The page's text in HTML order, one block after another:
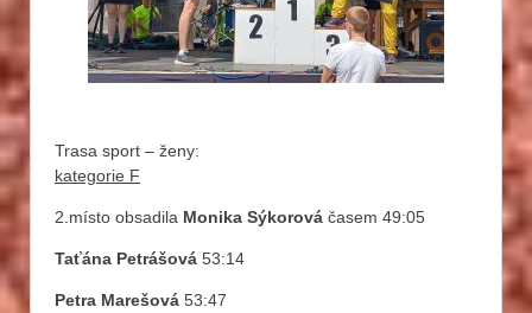
Trasa sport – ženy:
kategorie F
2.místo obsadila Monika Sýkorová časem 49:05
Taťána Petrášová 53:14
Petra Marešová 53:47